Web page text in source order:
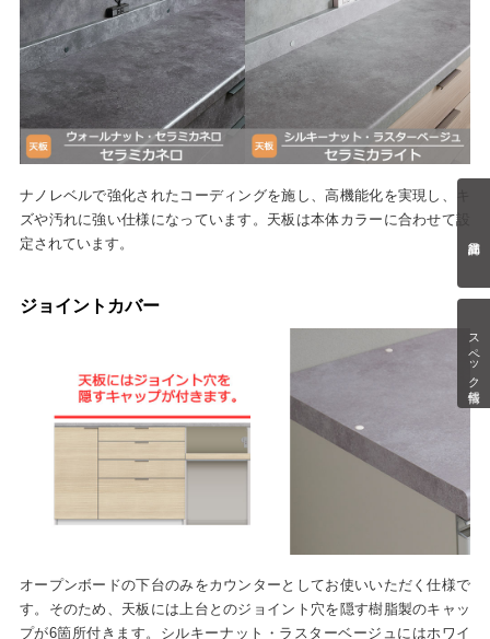
スペック情報
ナノレベルで強化されたコーディングを施し、高機能化を実現し、キ
ズや汚れに強い仕様になっています。天板は本体カラーに合わせて設
定されています。
ジョイントカバー
オープンボードの下台のみをカウンターとしてお使いいただく仕様で
す。そのため、天板には上台とのジョイント穴を隠す樹脂製のキャッ
プが6箇所付きます。シルキーナット・ラスターベージュにはホワイ